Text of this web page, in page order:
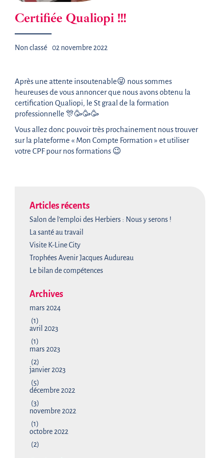
Certifiée Qualiopi !!!
Non classé 02 novembre 2022
Après une attente insoutenable😜 nous sommes
heureuses de vous annoncer que nous avons obtenu la
certification Qualiopi, le St graal de la formation
professionnelle 🎊🥳🥳🥳
Vous allez donc pouvoir très prochainement nous trouver
sur la plateforme « Mon Compte Formation » et utiliser
votre CPF pour nos formations 😉
Articles récents
Salon de l’emploi des Herbiers : Nous y serons !
La santé au travail
Visite K-Line City
Trophées Avenir Jacques Audureau
Le bilan de compétences
Archives
mars 2024
(1)
avril 2023
(1)
mars 2023
(2)
janvier 2023
(5)
décembre 2022
(3)
novembre 2022
(1)
octobre 2022
(2)